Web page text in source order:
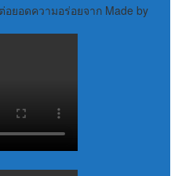
อยอดความอร่อยจาก Made by